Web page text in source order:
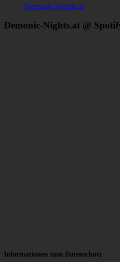
Demonic-Nights.at
Demonic-Nights.at @
Informationen zum Datenschutz